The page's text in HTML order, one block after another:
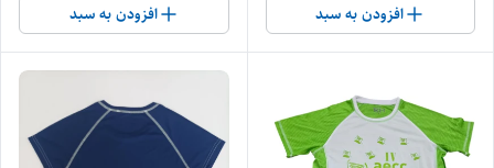
افزودن به سبد افزودن به سبد